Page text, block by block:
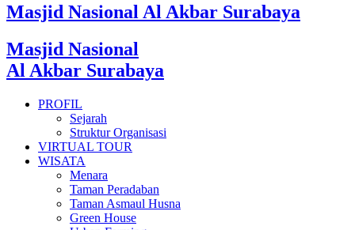
Masjid Nasional Al Akbar Surabaya
Masjid Nasional
Al Akbar Surabaya
PROFIL
Sejarah
Struktur Organisasi
VIRTUAL TOUR
WISATA
Menara
Taman Peradaban
Taman Asmaul Husna
Green House